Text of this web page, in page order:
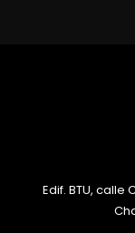
Edif. BTU, calle